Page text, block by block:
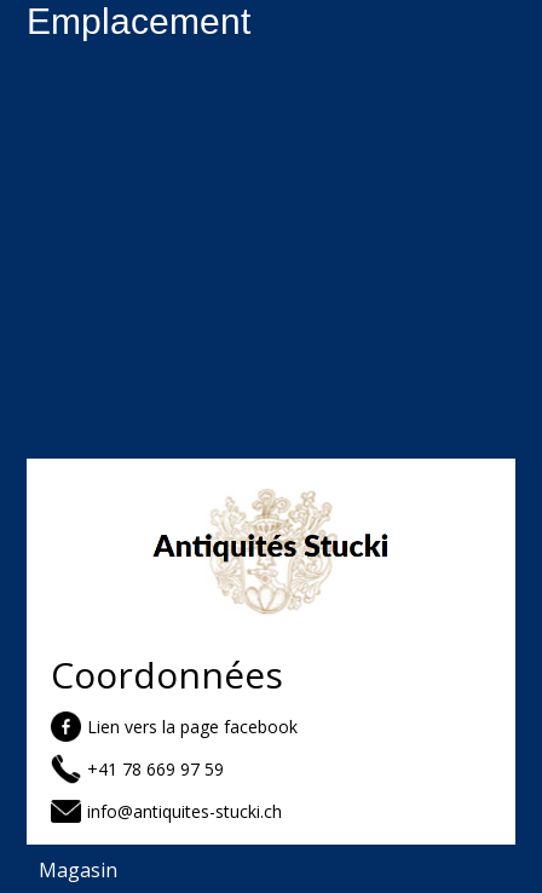
Emplacement
Coordonnées
Lien vers la page facebook
+41 78 669 97 59
info@antiquites-stucki.ch
Magasin